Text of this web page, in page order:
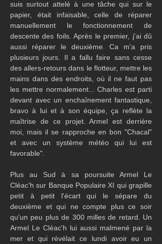
suis surtout attelé à une tâche qui sur le
papier, était infaisable, celle de réparer
manuellement le fonctionnement de
descente des foils. Après le premier, j'ai dû
aussi réparer le deuxième. Ca m'a pris
plusieurs jours. Il a fallu faire sans cesse
des allers-retours dans le flotteur, mettre les
mains dans des endroits, où il ne faut pas
les mettre normalement... Charles est parti
devant avec un enchaînement fantastique,
bravo à lui et à son équipe, ça reflète la
maîtrise de ce projet. Armel est derrière
moi, mais il se rapproche en bon "Chacal"
et avec un système météo qui lui est
favorable".
Plus au Sud à sa poursuite Armel Le
Cléac'h sur Banque Populaire XI qui grapille
petit à petit l'écart qui le sépare du
deuxième et qui ne compte plus ce soir
qu'un peu plus de 300 milles de retard. Un
Armel Le Cléac'h lui aussi malmené par la
mer et qui révélait ce lundi avoir eu un